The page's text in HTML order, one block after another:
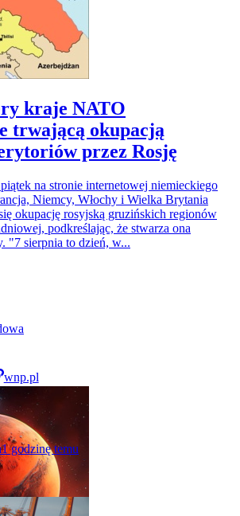
kraje NATO
trwającą okupacją
przez Rosję
na stronie internetowej niemieckiego
Niemcy, Włochy i Wielka Brytania
okupację rosyjską gruzińskich regionów
podkreślając, że stwarza ona
"7 sierpnia to dzień, w...
wnp.pl
1 godzinę temu